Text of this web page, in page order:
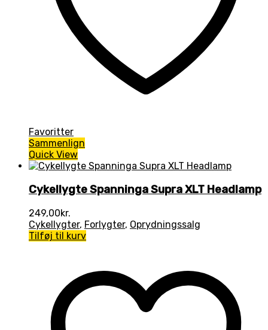
Favoritter
Sammenlign
Quick View
Cykellygte Spanninga Supra XLT Headlamp
249,00kr.
Cykellygter, Forlygter, Oprydningssalg
Tilføj til kurv